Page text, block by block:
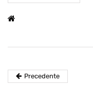
Precedente